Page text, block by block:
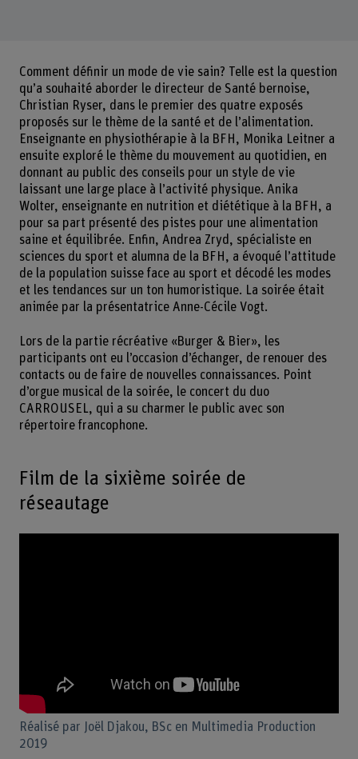
Comment définir un mode de vie sain? Telle est la question
qu’a souhaité aborder le directeur de Santé bernoise,
Christian Ryser, dans le premier des quatre exposés
proposés sur le thème de la santé et de l’alimentation.
Enseignante en physiothérapie à la BFH, Monika Leitner a
ensuite exploré le thème du mouvement au quotidien, en
donnant au public des conseils pour un style de vie
laissant une large place à l’activité physique. Anika
Wolter, enseignante en nutrition et diététique à la BFH, a
pour sa part présenté des pistes pour une alimentation
saine et équilibrée. Enfin, Andrea Zryd, spécialiste en
sciences du sport et alumna de la BFH, a évoqué l’attitude
de la population suisse face au sport et décodé les modes
et les tendances sur un ton humoristique. La soirée était
animée par la présentatrice Anne-Cécile Vogt.
Lors de la partie récréative «Burger & Bier», les
participants ont eu l’occasion d’échanger, de renouer des
contacts ou de faire de nouvelles connaissances. Point
d’orgue musical de la soirée, le concert du duo
CARROUSEL, qui a su charmer le public avec son
répertoire francophone.
Film de la sixième soirée de
réseautage
Réalisé par Joël Djakou, BSc en Multimedia Production
2019